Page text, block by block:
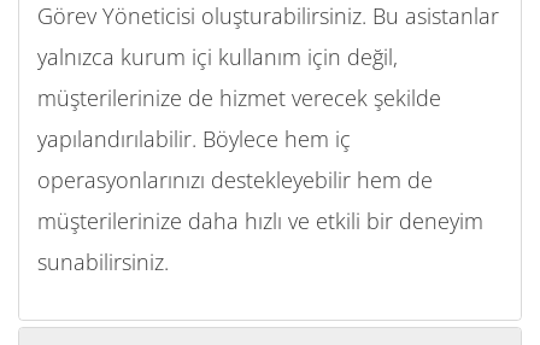
Görev Yöneticisi oluşturabilirsiniz. Bu asistanlar
yalnızca kurum içi kullanım için değil,
müşterilerinize de hizmet verecek şekilde
yapılandırılabilir. Böylece hem iç
operasyonlarınızı destekleyebilir hem de
müşterilerinize daha hızlı ve etkili bir deneyim
sunabilirsiniz.